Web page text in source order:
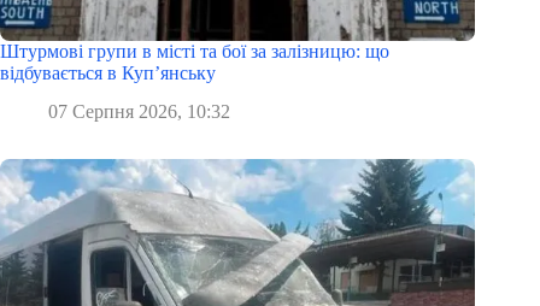
Штурмові групи в місті та бої за залізницю: що
відбувається в Куп’янську
07 Серпня 2026, 10:32